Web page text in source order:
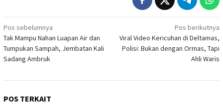
Navigasi
pos
Pos sebelumnya
Tak Mampu Nahan Luapan Air dan
Tumpukan Sampah, Jembatan Kali
Sadang Ambruk
Pos berikutnya
Viral Video Kericuhan di Deltamas,
Polisi: Bukan dengan Ormas, Tapi
Ahli Waris
POS TERKAIT